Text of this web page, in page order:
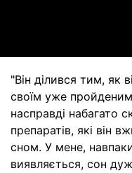
"Він ділився тим, як
своїм уже
насправді набагато
препаратів, які він
сном. У мене,
виявляється, сон